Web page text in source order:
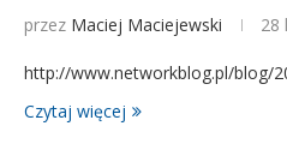
przez Maciej Maciejewski 28
http://www.networkblog.pl/blog/
Czytaj więcej